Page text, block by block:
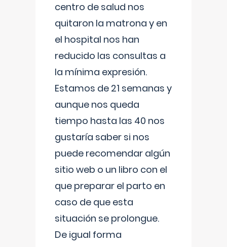
centro de salud nos
quitaron la matrona y en
el hospital nos han
reducido las consultas a
la mínima expresión.
Estamos de 21 semanas y
aunque nos queda
tiempo hasta las 40 nos
gustaría saber si nos
puede recomendar algún
sitio web o un libro con el
que preparar el parto en
caso de que esta
situación se prolongue.
De igual forma